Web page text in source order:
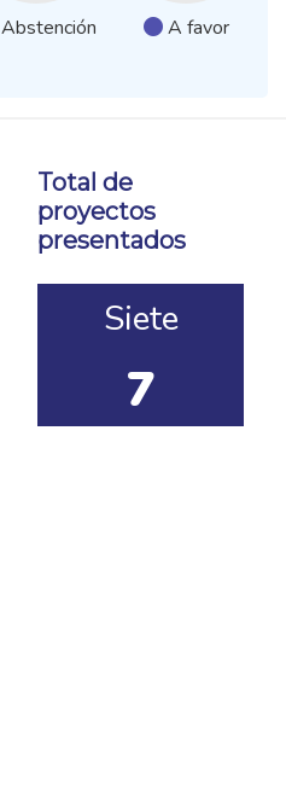
Abstención A favor
Total de
proyectos
presentados
Siete
7